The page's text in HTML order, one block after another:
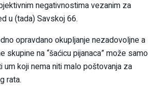
negativnostima vezanim za
u (tada) Savskoj 66.
opravdano okupljanje nezadovoljne a
skupine na “šaćicu pijanaca” može samo
koji nema niti malo poštovanja za
rata.